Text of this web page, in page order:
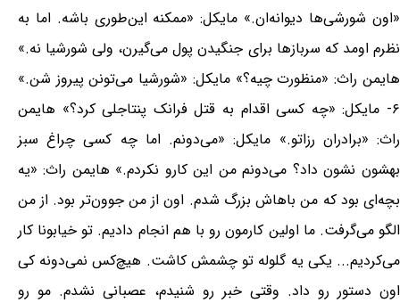
«اون شورشی‌ها دیوانه‌ان.» مایکل: «ممکنه این‌طوری باشه. اما به
نظرم اومد که سربازها برای جنگیدن پول می‌گیرن، ولی شورشیا نه.»
هایمن راث: «منظورت چیه؟» مایکل: «شورشیا می‌تونن پیروز شن.»
۶- مایکل: «چه کسی اقدام به قتل فرانک پنتاجلی کرد؟» هایمن
راث: «برادران رزاتو.» مایکل: «می‌دونم. اما چه کسی چراغ سبز
بهشون نشون داد؟ می‌دونم من این کارو نکردم.» هایمن راث: «یه
بچه‌ای بود که من باهاش بزرگ شدم. اون از من جوون‌تر بود. از من
الگو می‌گرفت. ما اولین کارمون رو با هم انجام دادیم. تو خیابونا کار
می‌کردیم... یکی یه گلوله تو چشمش کاشت. هیچ‌کس نمی‌دونه کی
اون دستور رو داد. وقتی خبر رو شنیدم، عصبانی نشدم. مو رو